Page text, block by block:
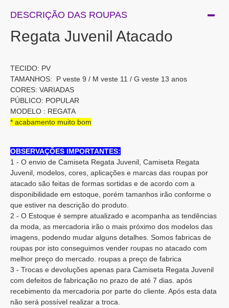
DESCRIÇÃO DAS ROUPAS
Regata Juvenil Atacado
TECIDO: PV
TAMANHOS: P veste 9 / M veste 11 / G veste 13 anos
CORES: VARIADAS
PÚBLICO: POPULAR
MODELO : REGATA
* acabamento muito bom
OBSERVAÇÕES IMPORTANTES:
1 - O envio de Camiseta Regata Juvenil, Camiseta Regata
Juvenil, modelos, cores, aplicações e marcas das roupas por
atacado são feitas de formas sortidas e de acordo com a
disponibilidade em estoque, porém tamanhos irão conforme o
que estiver na descrição do produto.
2 - O Estoque é sempre atualizado e acompanha as tendências
da moda, as mercadoria irão o mais próximo dos modelos das
imagens, podendo mudar alguns detalhes. Somos fabricas de
roupas por isto conseguimos vender roupas no atacado com
melhor preço do mercado. roupas a preço de fabrica
3 - Trocas e devoluções apenas para Camiseta Regata Juvenil
com defeitos de fabricação no prazo de até 7 dias. após
recebimento da mercadoria por parte do cliente. Após esta data
não será possível realizar a troca.